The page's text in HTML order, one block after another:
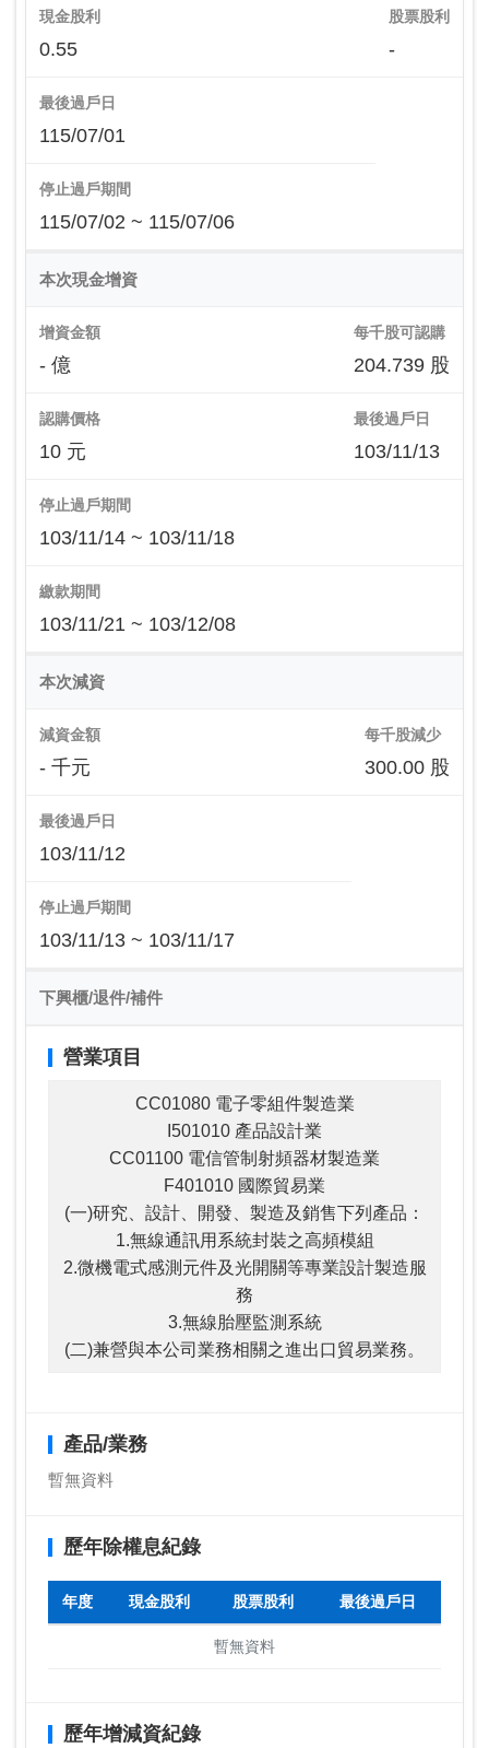
現金股利
0.55
股票股利
-
最後過戶日
115/07/01
停止過戶期間
115/07/02 ~ 115/07/06
本次現金增資
增資金額
- 億
每千股可認購
204.739 股
認購價格
10 元
最後過戶日
103/11/13
停止過戶期間
103/11/14 ~ 103/11/18
繳款期間
103/11/21 ~ 103/12/08
本次減資
減資金額
- 千元
每千股減少
300.00 股
最後過戶日
103/11/12
停止過戶期間
103/11/13 ~ 103/11/17
下興櫃/退件/補件
營業項目
CC01080 電子零組件製造業
I501010 產品設計業
CC01100 電信管制射頻器材製造業
F401010 國際貿易業
(一)研究、設計、開發、製造及銷售下列產品：
1.無線通訊用系統封裝之高頻模組
2.微機電式感測元件及光開關等專業設計製造服
務
3.無線胎壓監測系統
(二)兼營與本公司業務相關之進出口貿易業務。
產品/業務
暫無資料
歷年除權息紀錄
年度 現金股利 股票股利 最後過戶日
暫無資料
歷年增減資紀錄